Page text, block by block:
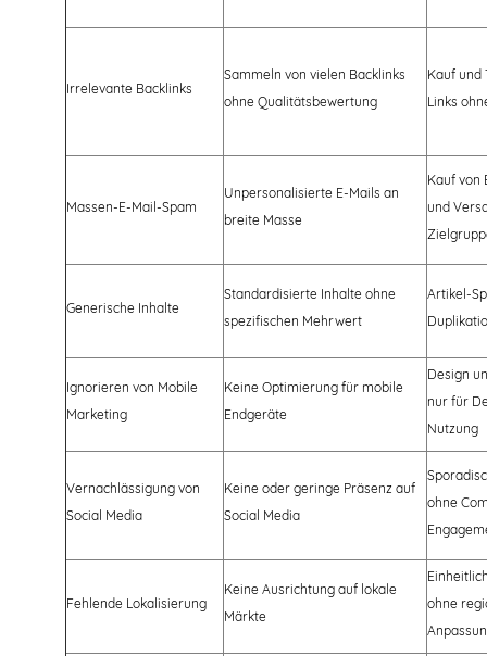
Irrelevante Backlinks
Sammeln von vielen Backlinks
ohne Qualitätsbewertung
Kauf und
Links
Massen-E-Mail-Spam
Unpersonalisierte E-Mails an
breite Masse
Kauf von
und
Generische Inhalte
Standardisierte Inhalte ohne
spezifischen Mehrwert
Artikel-
Ignorieren von Mobile
Marketing
Keine Optimierung für mobile
Endgeräte
Design
nur für
Nutzung
Vernachlässigung von
Social Media
Keine oder geringe Präsenz auf
Social Media
ohne
Fehlende Lokalisierung
Keine Ausrichtung auf lokale
Märkte
ohne